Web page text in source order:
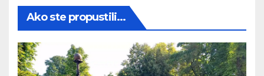
Ako ste propustili...